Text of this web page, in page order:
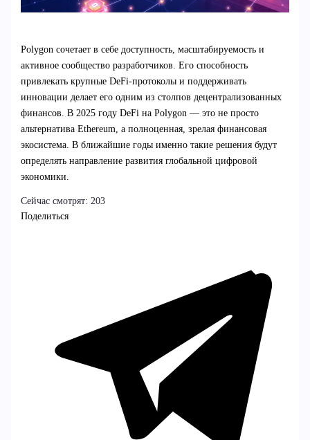
Polygon сочетает в себе доступность, масштабируемость и
активное сообщество разработчиков. Его способность
привлекать крупные DeFi-протоколы и поддерживать
инновации делает его одним из столпов децентрализованных
финансов. В 2025 году DeFi на Polygon — это не просто
альтернатива Ethereum, а полноценная, зрелая финансовая
экосистема. В ближайшие годы именно такие решения будут
определять направление развития глобальной цифровой
экономики.
Сейчас смотрят: 203
Поделиться